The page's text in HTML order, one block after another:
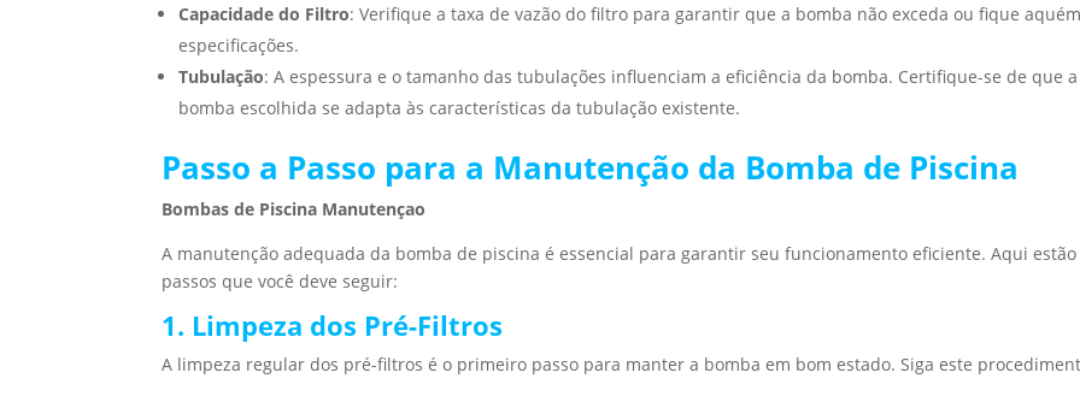
Capacidade do Filtro: Verifique a taxa de vazão do filtro para garantir que a bomba não exceda ou fique
especificações.
Tubulação: A espessura e o tamanho das tubulações influenciam a eficiência da bomba. Certifique-se de que a
bomba escolhida se adapta às características da tubulação existente.
Passo a Passo para a Manutenção da Bomba de Piscina
Bombas de Piscina Manutençao
A manutenção adequada da bomba de piscina é essencial para garantir seu funcionamento eficiente. Aqui estão
passos que você deve seguir:
1. Limpeza dos Pré-Filtros
A limpeza regular dos pré-filtros é o primeiro passo para manter a bomba em bom estado. Siga este